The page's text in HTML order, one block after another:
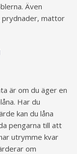
Även
prydnader, mattor
är om du äger en
Har du
kan du låna
pengarna till att
utrymme kvar
om